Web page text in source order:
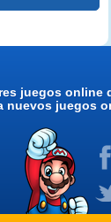
juegos online
nuevos juegos